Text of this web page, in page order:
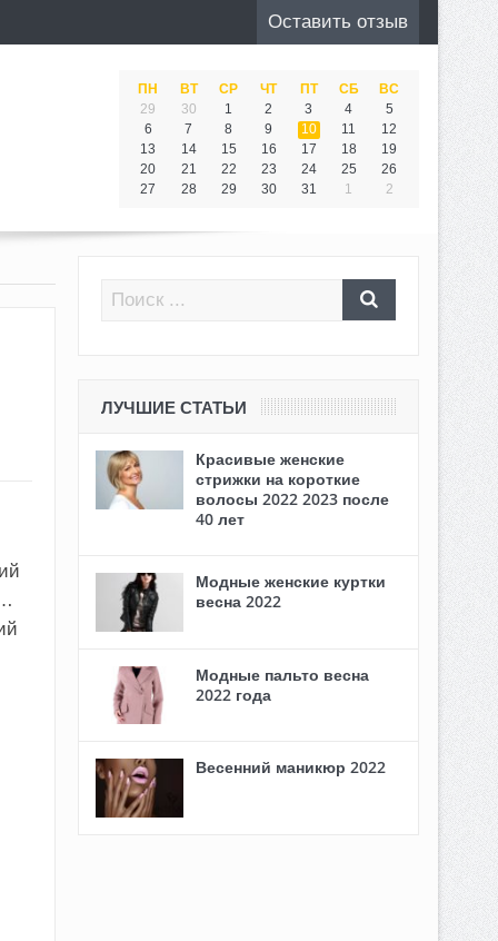
Оставить отзыв
ПН ВТ СР ЧТ ПТ СБ
ВС
29
30 1 2 3 4
5
6
7 8 9 10 11
12
13
14 15 16 17 18
19
20
21 22 23 24 25
26
27
28 29 30 31 1 2
ЛУЧШИЕ СТАТЬИ
Красивые женские
стрижки на короткие
волосы 2022 2023 после
40 лет
Модные женские куртки
весна 2022
Модные пальто весна
2022 года
Весенний маникюр 2022